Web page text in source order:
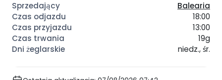
Balearia
18:00
13:00
19g
niedz., śr.